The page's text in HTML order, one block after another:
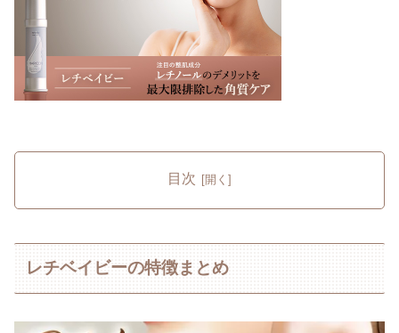
目次
レチベイビーの特徴まとめ